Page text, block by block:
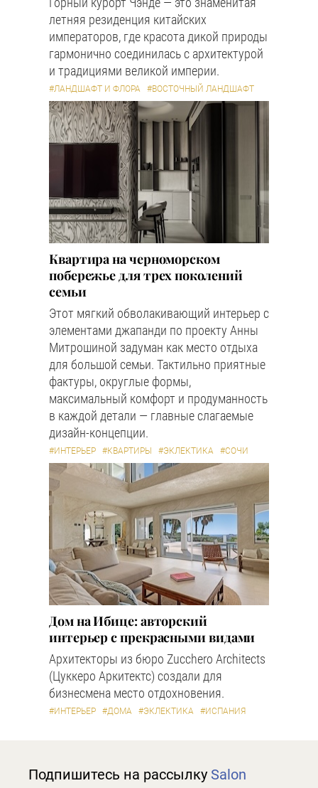
летняя резиденция китайских
императоров, где красота дикой природы
гармонично соединилась с архитектурой
и традициями великой империи.
#ЛАНДШАФТ И ФЛОРА #ВОСТОЧНЫЙ ЛАНДШАФТ
Квартира на черноморском
побережье для трех поколений
семьи
Этот мягкий обволакивающий интерьер с
элементами джапанди по проекту Анны
Митрошиной задуман как место отдыха
для большой семьи. Тактильно приятные
фактуры, округлые формы,
максимальный комфорт и продуманность
в каждой детали — главные слагаемые
дизайн-концепции.
#ИНТЕРЬЕР #КВАРТИРЫ #ЭКЛЕКТИКА #СОЧИ
Дом на Ибице: авторский
интерьер с прекрасными видами
Архитекторы из бюро Zucchero Architects
(Цуккеро Аркитектс) создали для
бизнесмена место отдохновения.
#ИНТЕРЬЕР #ДОМА #ЭКЛЕКТИКА #ИСПАНИЯ
Подпишитесь на рассылку Salon